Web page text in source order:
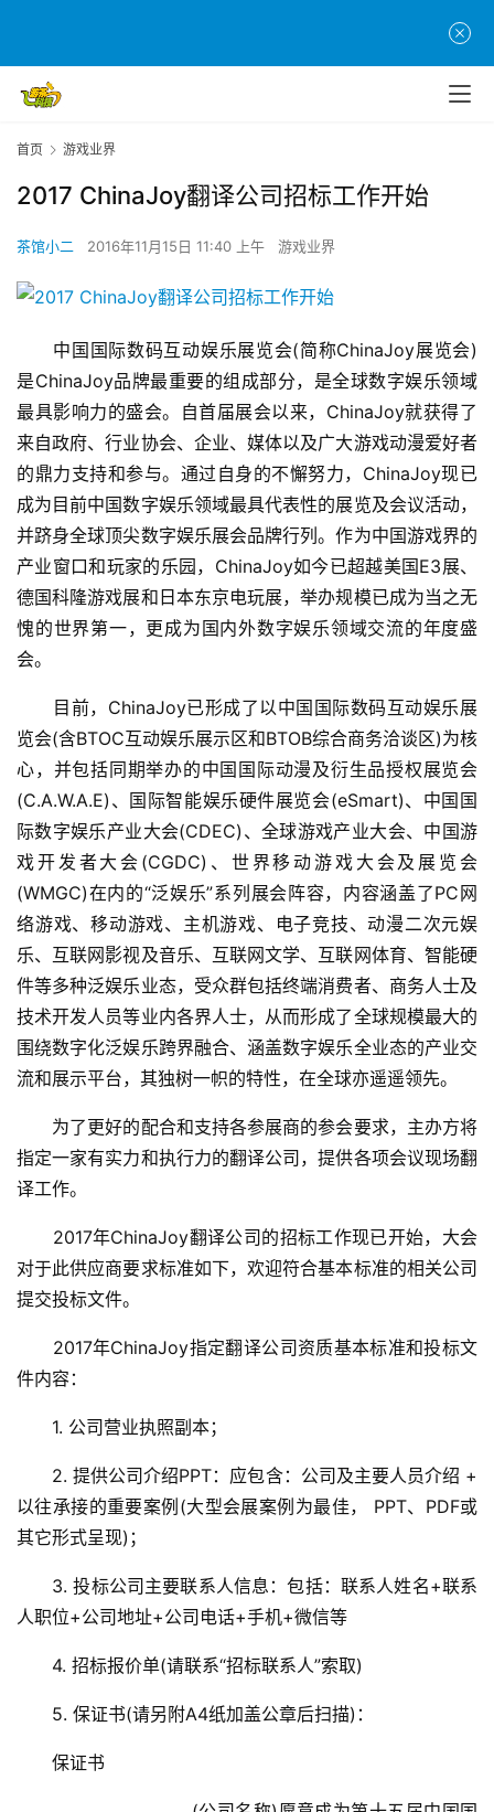
首
页
茶
游
戏
业
首页 游戏业界
2017 ChinaJoy翻译公司招标工作开始
茶馆小二 2016年11月15日 11:40 上午 游戏业界
中国国际数码互动娱乐展览会(简称ChinaJoy展览会)
是ChinaJoy品牌最重要的组成部分，是全球数字娱乐领域
最具影响力的盛会。自首届展会以来，ChinaJoy就获得了
来自政府、行业协会、企业、媒体以及广大游戏动漫爱好者
的鼎力支持和参与。通过自身的不懈努力，ChinaJoy现已
成为目前中国数字娱乐领域最具代表性的展览及会议活动，
并跻身全球顶尖数字娱乐展会品牌行列。作为中国游戏界的
产业窗口和玩家的乐园，ChinaJoy如今已超越美国E3展、
德国科隆游戏展和日本东京电玩展，举办规模已成为当之无
愧的世界第一，更成为国内外数字娱乐领域交流的年度盛
会。
目前，ChinaJoy已形成了以中国国际数码互动娱乐展
览会(含BTOC互动娱乐展示区和BTOB综合商务洽谈区)为核
心，并包括同期举办的中国国际动漫及衍生品授权展览会
(C.A.W.A.E)、国际智能娱乐硬件展览会(eSmart)、中国国
际数字娱乐产业大会(CDEC)、全球游戏产业大会、中国游
戏开发者大会(CGDC)、世界移动游戏大会及展览会
(WMGC)在内的“泛娱乐”系列展会阵容，内容涵盖了PC网
络游戏、移动游戏、主机游戏、电子竞技、动漫二次元娱
乐、互联网影视及音乐、互联网文学、互联网体育、智能硬
件等多种泛娱乐业态，受众群包括终端消费者、商务人士及
技术开发人员等业内各界人士，从而形成了全球规模最大的
围绕数字化泛娱乐跨界融合、涵盖数字娱乐全业态的产业交
流和展示平台，其独树一帜的特性，在全球亦遥遥领先。
为了更好的配合和支持各参展商的参会要求，主办方将
指定一家有实力和执行力的翻译公司，提供各项会议现场翻
译工作。
2017年ChinaJoy翻译公司的招标工作现已开始，大会
对于此供应商要求标准如下，欢迎符合基本标准的相关公司
提交投标文件。
2017年ChinaJoy指定翻译公司资质基本标准和投标文
件内容：
1. 公司营业执照副本；
2. 提供公司介绍PPT：应包含：公司及主要人员介绍 +
以往承接的重要案例(大型会展案例为最佳， PPT、PDF或
其它形式呈现)；
3. 投标公司主要联系人信息：包括：联系人姓名+联系
人职位+公司地址+公司电话+手机+微信等
4. 招标报价单(请联系“招标联系人”索取)
5. 保证书(请另附A4纸加盖公章后扫描)：
保证书